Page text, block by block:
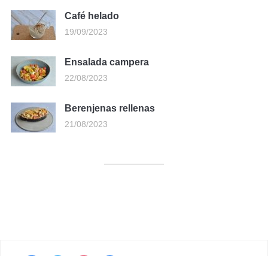
Café helado
19/09/2023
Ensalada campera
22/08/2023
Berenjenas rellenas
21/08/2023